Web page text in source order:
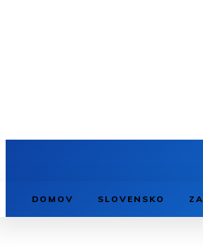
DOMOV SLOVENSKO